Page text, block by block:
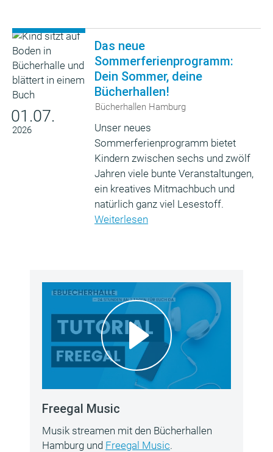
01.07.
2026
Das neue
Sommerferienprogramm:
Dein Sommer, deine
Bücherhallen!
Bücherhallen Hamburg
Unser neues
Sommerferienprogramm bietet
Kindern zwischen sechs und zwölf
Jahren viele bunte Veranstaltungen,
ein kreatives Mitmachbuch und
natürlich ganz viel Lesestoff.
Weiterlesen
Freegal Music
Musik streamen mit den Bücherhallen
Hamburg und Freegal Music.